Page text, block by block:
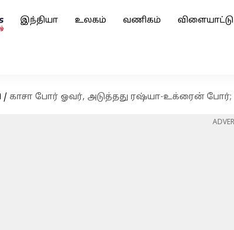
இந்தியா உலகம் வணிகம் விளையாட்டு
/ காசா போர் ஓவர், அடுத்தது ரஷ்யா-உக்ரைன் போர்;